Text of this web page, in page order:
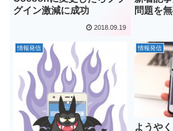
グイン激減に成功
2018.09.19
問題を
情報発信 情報発信
ようや